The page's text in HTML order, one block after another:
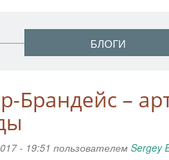
БЛОГИ
Брандейс –
- 19:51 пользователем Sergey